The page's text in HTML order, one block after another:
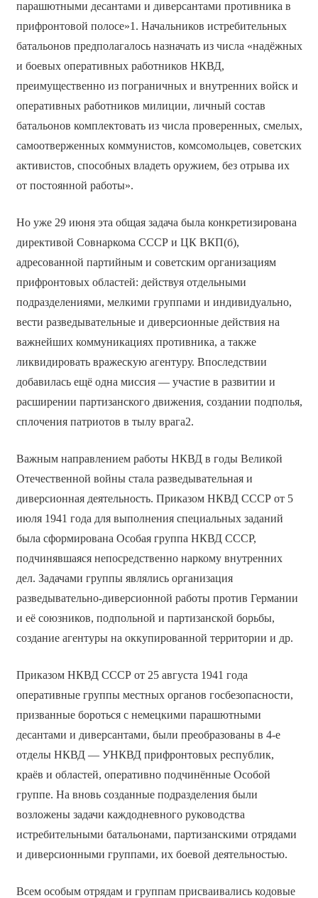
парашютными десантами и диверсантами противника в
прифронтовой полосе»1. Начальников истребительных
батальонов предполагалось назначать из числа «надёжных
и боевых оперативных работников НКВД,
преимущественно из пограничных и внутренних войск и
оперативных работников милиции, личный состав
батальонов комплектовать из числа проверенных, смелых,
самоотверженных коммунистов, комсомольцев, советских
активистов, способных владеть оружием, без отрыва их
от постоянной работы».
Но уже 29 июня эта общая задача была конкретизирована
директивой Совнаркома СССР и ЦК ВКП(б),
адресованной партийным и советским организациям
прифронтовых областей: действуя отдельными
подразделениями, мелкими группами и индивидуально,
вести разведывательные и диверсионные действия на
важнейших коммуникациях противника, а также
ликвидировать вражескую агентуру. Впоследствии
добавилась ещё одна миссия — участие в развитии и
расширении партизанского движения, создании подполья,
сплочения патриотов в тылу врага2.
Важным направлением работы НКВД в годы Великой
Отечественной войны стала разведывательная и
диверсионная деятельность. Приказом НКВД СССР от 5
июля 1941 года для выполнения специальных заданий
была сформирована Особая группа НКВД СССР,
подчинявшаяся непосредственно наркому внутренних
дел. Задачами группы являлись организация
разведывательно-диверсионной работы против Германии
и её союзников, подпольной и партизанской борьбы,
создание агентуры на оккупированной территории и др.
Приказом НКВД СССР от 25 августа 1941 года
оперативные группы местных органов госбезопасности,
призванные бороться с немецкими парашютными
десантами и диверсантами, были преобразованы в 4-е
отделы НКВД — УНКВД прифронтовых республик,
краёв и областей, оперативно подчинённые Особой
группе. На вновь созданные подразделения были
возложены задачи каждодневного руководства
истребительными батальонами, партизанскими отрядами
и диверсионными группами, их боевой деятельностью.
Всем особым отрядам и группам присваивались кодовые